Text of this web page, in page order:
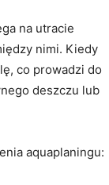
na ⁢utracie
nimi. Kiedy‌
co prowadzi do
deszczu lub
aquaplaningu: